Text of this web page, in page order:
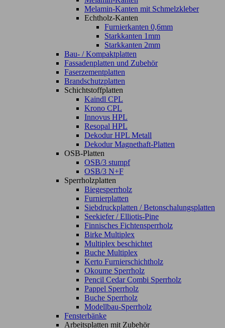
Melamin-Kanten mit Schmelzkleber
Echtholz-Kanten
Furnierkanten 0,6mm
Starkkanten 1mm
Starkkanten 2mm
Bau- / Kompaktplatten
Fassadenplatten und Zubehör
Faserzementplatten
Brandschutzplatten
Schichtstoffplatten
Kaindl CPL
Krono CPL
Innovus HPL
Resopal HPL
Dekodur HPL Metall
Dekodur Magnethaft-Platten
OSB-Platten
OSB/3 stumpf
OSB/3 N+F
Sperrholzplatten
Biegesperrholz
Furnierplatten
Siebdruckplatten / Betonschalungsplatten
Seekiefer / Elliotis-Pine
Finnisches Fichtensperrholz
Birke Multiplex
Multiplex beschichtet
Buche Multiplex
Kerto Furnierschichtholz
Okoume Sperrholz
Pencil Cedar Combi Sperrholz
Pappel Sperrholz
Buche Sperrholz
Modellbau-Sperrholz
Fensterbänke
Arbeitsplatten mit Zubehör